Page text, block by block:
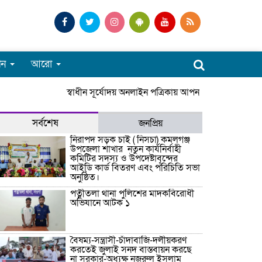
আরো
স্বাধীন সূর্যোদয় অনলাইন পত্রিকায় আপনাকে স্বাগতম।
সর্বশেষ
জনপ্রিয়
নিরাপদ সড়ক চাই ( নিসচা) কমলগঞ্জ
উপজেলা শাখার নতুন কার্যনির্বাহী
কমিটির সদস্য ও উপদেষ্টাবৃন্দের
আইডি কার্ড বিতরণ এবং পরিচিতি সভা
অনুষ্ঠিত।
পত্নীতলা থানা পুলিশের মাদকবিরোধী
অভিযানে আটক ১
বৈষম্য-সন্ত্রাসী-চাঁদাবাজি-দলীয়করণ
করতেই জুলাই সনদ বাস্তবায়ন করছে
না সরকার-অধ্যক্ষ নজরুল ইসলাম